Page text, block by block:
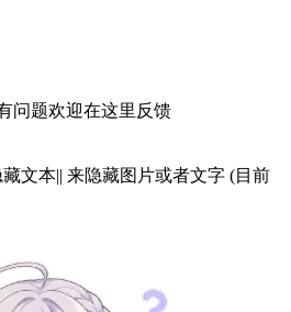
问题欢迎在这里反馈
文本|| 来隐藏图片或者文字 (目前